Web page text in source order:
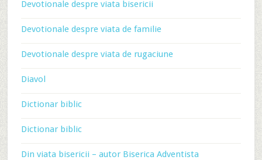
Devotionale despre viata bisericii
Devotionale despre viata de familie
Devotionale despre viata de rugaciune
Diavol
Dictionar biblic
Dictionar biblic
Din viata bisericii – autor Biserica Adventista